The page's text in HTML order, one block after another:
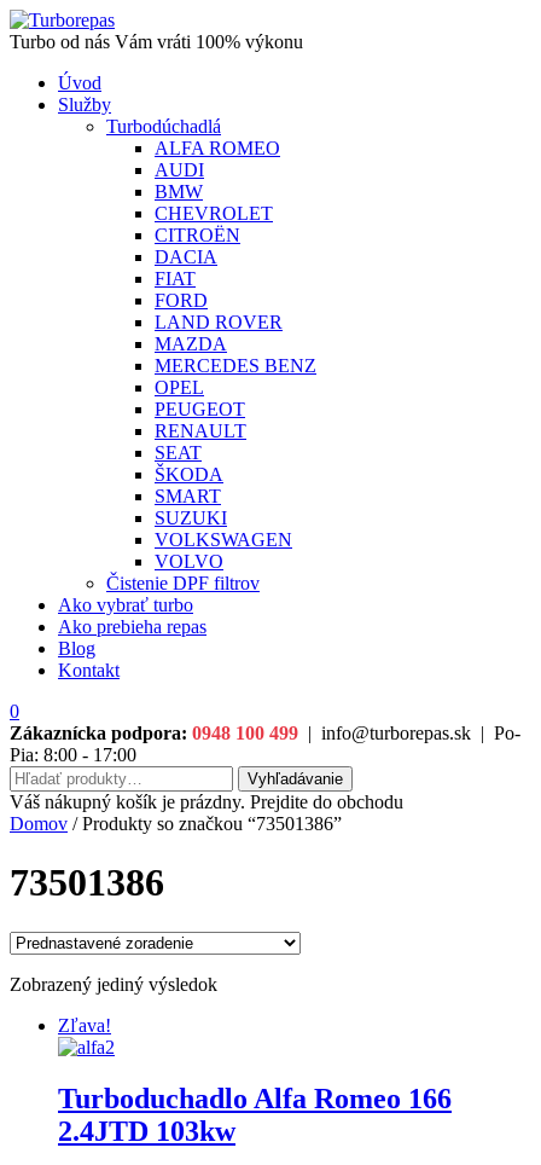
Turbo od nás Vám vráti 100% výkonu
Úvod
Služby
Turbodúchadlá
ALFA ROMEO
AUDI
BMW
CHEVROLET
CITROËN
DACIA
FIAT
FORD
LAND ROVER
MAZDA
MERCEDES BENZ
OPEL
PEUGEOT
RENAULT
SEAT
ŠKODA
SMART
SUZUKI
VOLKSWAGEN
VOLVO
Čistenie DPF filtrov
Ako vybrať turbo
Ako prebieha repas
Blog
Kontakt
0
Zákaznícka podpora: 0948 100 499 | info@turborepas.sk | Po-
Pia: 8:00 - 17:00
Hľadať:
Vyhľadávanie
Váš nákupný košík je prázdny. Prejdite do obchodu
Domov / Produkty so značkou “73501386”
73501386
Zobrazený jediný výsledok
Zľava!
Turboduchadlo Alfa Romeo 166
2.4JTD 103kw